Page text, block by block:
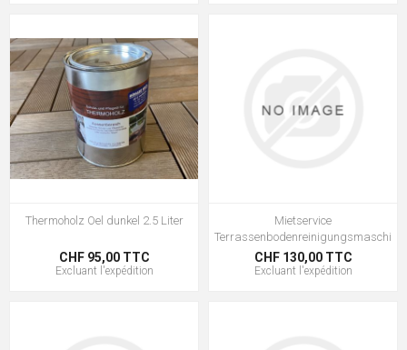
Thermoholz Oel dunkel 2.5 Liter
CHF 95,00 TTC
Excluant l'expédition
Mietservice
Terrassenbodenreinigungsmaschine
CHF 130,00 TTC
Excluant l'expédition